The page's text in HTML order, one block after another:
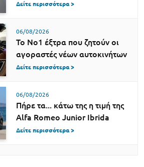
Δείτε περισσότερα >
06/08/2026
Το Νο1 έξτρα που ζητούν οι
αγοραστές νέων αυτοκινήτων
Δείτε περισσότερα >
06/08/2026
Πήρε τα... κάτω της η τιμή της
Alfa Romeo Junior Ibrida
Δείτε περισσότερα >